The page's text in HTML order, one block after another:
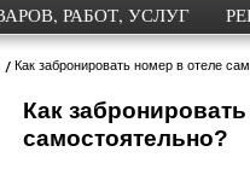
РАБОТ, УСЛУГ
Как забронировать номер в отеле
Как
самостоятельно?